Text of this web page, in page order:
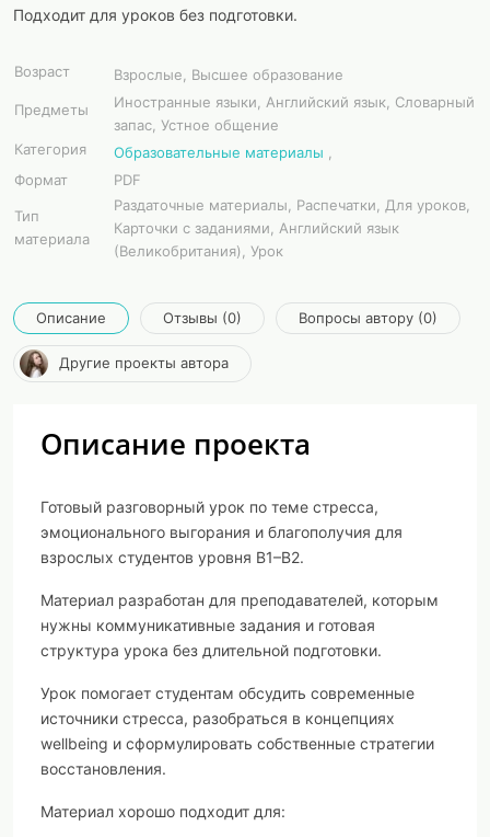
Подходит для уроков без подготовки.
Возраст
Взрослые, Высшее образование
Предметы
Иностранные языки, Английский язык, Словарный
запас, Устное общение
Категория
Образовательные материалы
Формат
PDF
Тип
материала
Раздаточные материалы, Распечатки, Для уроков,
Карточки с заданиями, Английский язык
(Великобритания), Урок
Описание Отзывы (0) Вопросы автору (0)
Другие проекты автора
Описание проекта
Готовый разговорный урок по теме стресса,
эмоционального выгорания и благополучия для
взрослых студентов уровня B1–B2.
Материал разработан для преподавателей, которым
нужны коммуникативные задания и готовая
структура урока без длительной подготовки.
Урок помогает студентам обсудить современные
источники стресса, разобраться в концепциях
wellbeing и сформулировать собственные стратегии
восстановления.
Материал хорошо подходит для: